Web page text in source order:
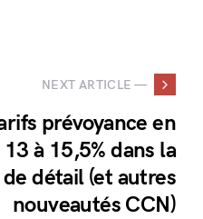
NEXT ARTICLE —
prévoyance en
à 15,5% dans la
détail (et autres
nouveautés CCN)